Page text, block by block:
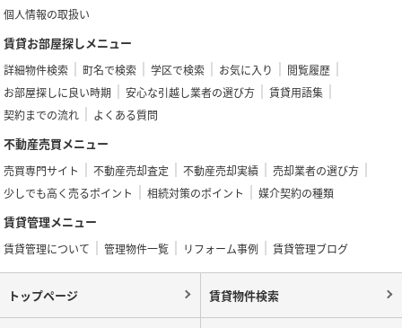
個人情報の取扱い
賃貸お部屋探しメニュー
詳細物件検索 町名で検索 学区で検索 お気に入り
閲覧履歴
お部屋探しに良い時期
安心な引越し業者の選び方
賃貸用語集
契約までの流れ
よくある質問
不動産売買メニュー
売買専門サイト 不動産売却査定 不動産売却実績
売却業者の選び方
少しでも高く売るポイント
相続対策のポイント 媒介契約の種類
賃貸管理メニュー
賃貸管理について 管理物件一覧 リフォーム事例 賃貸管理ブログ
トップページ 賃貸物件検索